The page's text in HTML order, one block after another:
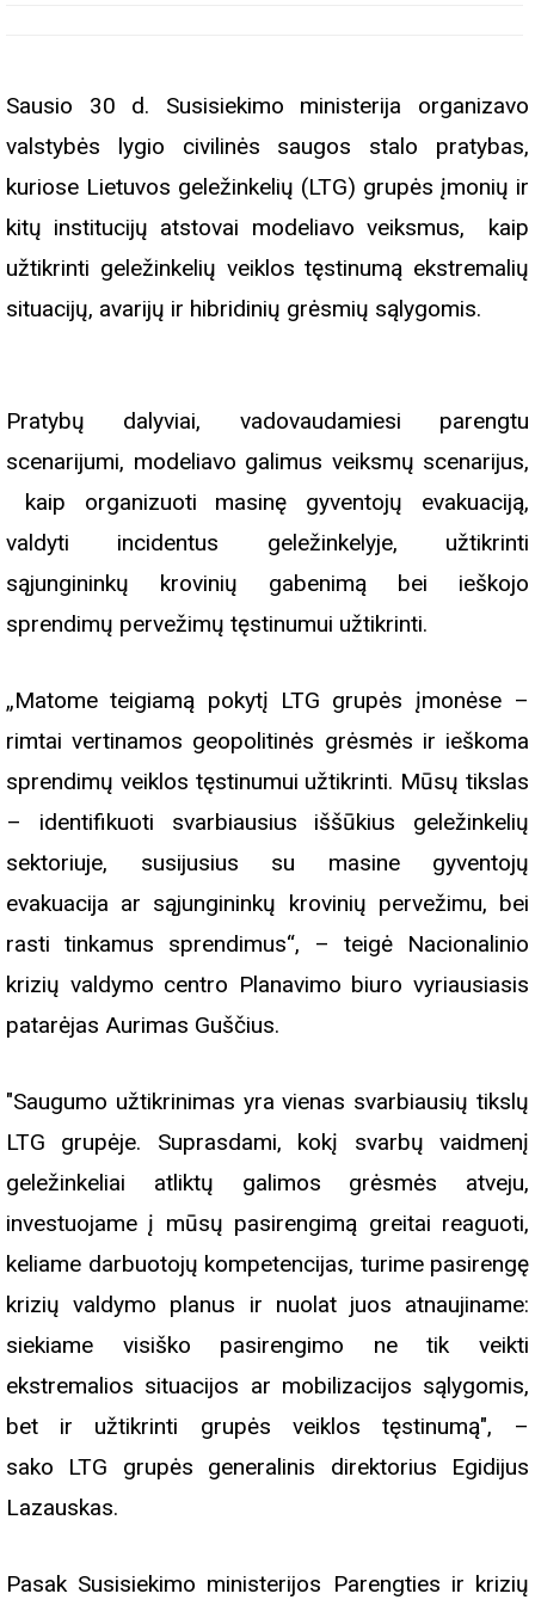
Sausio 30 d. Susisiekimo ministerija organizavo
valstybės lygio civilinės saugos stalo pratybas,
kuriose Lietuvos geležinkelių (LTG) grupės įmonių ir
kitų institucijų atstovai modeliavo veiksmus, kaip
užtikrinti geležinkelių veiklos tęstinumą ekstremalių
situacijų, avarijų ir hibridinių grėsmių sąlygomis.
Pratybų dalyviai, vadovaudamiesi parengtu
scenarijumi, modeliavo galimus veiksmų scenarijus,
kaip organizuoti masinę gyventojų evakuaciją,
valdyti incidentus geležinkelyje, užtikrinti
sąjungininkų krovinių gabenimą bei ieškojo
sprendimų pervežimų tęstinumui užtikrinti.
„Matome teigiamą pokytį LTG grupės įmonėse –
rimtai vertinamos geopolitinės grėsmės ir ieškoma
sprendimų veiklos tęstinumui užtikrinti. Mūsų tikslas
– identifikuoti svarbiausius iššūkius geležinkelių
sektoriuje, susijusius su masine gyventojų
evakuacija ar sąjungininkų krovinių pervežimu, bei
rasti tinkamus sprendimus“, – teigė Nacionalinio
krizių valdymo centro Planavimo biuro vyriausiasis
patarėjas Aurimas Guščius.
"Saugumo užtikrinimas yra vienas svarbiausių tikslų
LTG grupėje. Suprasdami, kokį svarbų vaidmenį
geležinkeliai atliktų galimos grėsmės atveju,
investuojame į mūsų pasirengimą greitai reaguoti,
keliame darbuotojų kompetencijas, turime pasirengę
krizių valdymo planus ir nuolat juos atnaujiname:
siekiame visiško pasirengimo ne tik veikti
ekstremalios situacijos ar mobilizacijos sąlygomis,
bet ir užtikrinti grupės veiklos tęstinumą", –
sako LTG grupės generalinis direktorius Egidijus
Lazauskas.
Pasak Susisiekimo ministerijos Parengties ir krizių